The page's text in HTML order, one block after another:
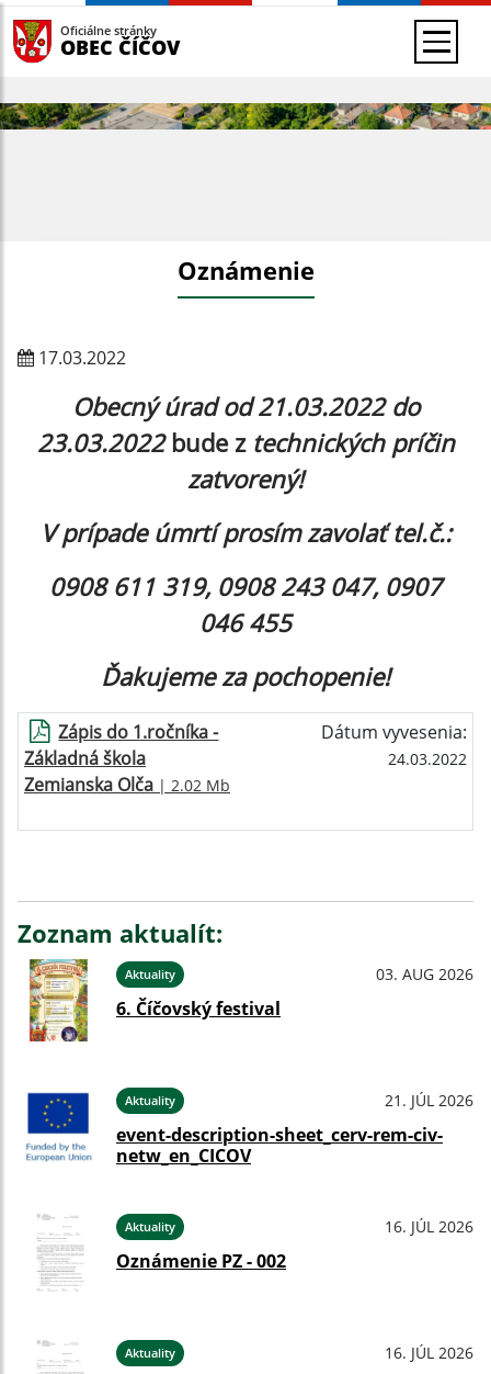
Oficiálne stránky
OBEC ČÍČOV
Oznámenie
17.03.2022
Obecný úrad od 21.03.2022 do
23.03.2022bude z technických príčin
zatvorený!
V prípade úmrtí prosím zavolať tel.č.:
0908 611 319, 0908 243 047, 0907
046 455
Ďakujeme za pochopenie!
Zápis do 1.ročníka -
Základná škola
Zemianska Olča | 2.02 Mb
Dátum vyvesenia:
24.03.2022
Zoznam aktualít:
Aktuality 03. AUG 2026
6. Číčovský festival
Aktuality 21. JÚL 2026
event-description-sheet_cerv-rem-civ-
netw_en_CICOV
Aktuality 16. JÚL 2026
Oznámenie PZ - 002
Aktuality 16. JÚL 2026